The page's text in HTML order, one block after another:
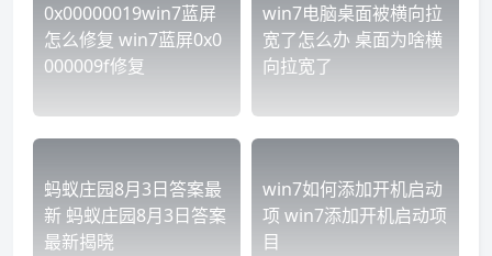
0x00000019win7蓝屏
怎么修复 win7蓝屏0x0
000009f修复
win7电脑桌面被横向拉
宽了怎么办 桌面为啥横
向拉宽了
蚂蚁庄园8月3日答案最
新 蚂蚁庄园8月3日答案
最新揭晓
win7如何添加开机启动
项 win7添加开机启动项
目